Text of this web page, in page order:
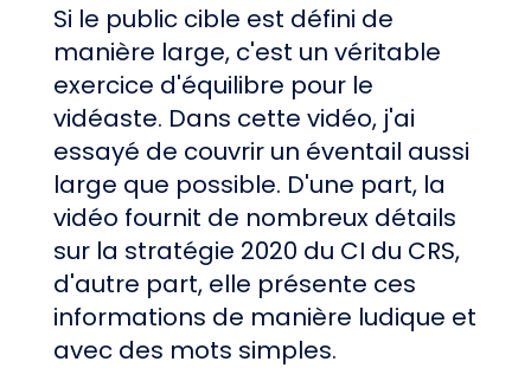
Si le public cible est défini de
manière large, c'est un véritable
exercice d'équilibre pour le
vidéaste. Dans cette vidéo, j'ai
essayé de couvrir un éventail aussi
large que possible. D'une part, la
vidéo fournit de nombreux détails
sur la stratégie 2020 du CI du CRS,
d'autre part, elle présente ces
informations de manière ludique et
avec des mots simples.